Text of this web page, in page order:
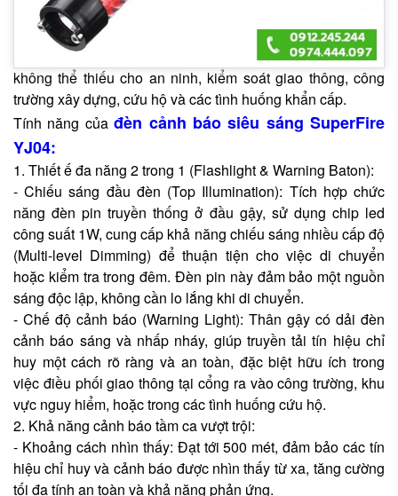
hoặc môi trường khắc nghiệt. Sản phẩm này kết hợp giữa
chức năng chiếu sáng mạnh mẽ, cảnh báo trực quan rõ rệt
và tính năng thông báo âm thanh, biến nó thành công cụ
không thể thiếu cho an ninh, kiểm soát giao thông, công
trường xây dựng, cứu hộ và các tình huống khẩn cấp.
Tính năng củađèn cảnh báo siêu sáng SuperFire
YJ04:
1. Thiết ế đa năng 2 trong 1 (Flashlight & Warning Baton):
- Chiếu sáng đầu đèn (Top Illumination): Tích hợp chức
năng đèn pin truyền thống ở đầu gậy, sử dụng chip led
công suất 1W, cung cấp khả năng chiếu sáng nhiều cấp độ
(Multi-level Dimming) để thuận tiện cho việc di chuyển
hoặc kiểm tra trong đêm. Đèn pin này đảm bảo một nguồn
sáng độc lập, không cần lo lắng khi di chuyển.
- Chế độ cảnh báo (Warning Light): Thân gậy có dải đèn
cảnh báo sáng và nhấp nháy, giúp truyền tải tín hiệu chỉ
huy một cách rõ ràng và an toàn, đặc biệt hữu ích trong
việc điều phối giao thông tại cổng ra vào công trường, khu
vực nguy hiểm, hoặc trong các tình huống cứu hộ.
2. Khả năng cảnh báo tầm ca vượt trội:
- Khoảng cách nhìn thấy: Đạt tới 500 mét, đảm bảo các tín
hiệu chỉ huy và cảnh báo được nhìn thấy từ xa, tăng cường
tối đa tính an toàn và khả năng phản ứng.